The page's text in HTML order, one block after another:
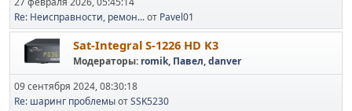
Re: Неисправности, ремон...от Pavel01
Sat-Integral S-1226 HD K3
Модераторы: romik, Павел,danver
09 сентября 2024, 08:30:18
Re: шаринг проблемыотSSK5230